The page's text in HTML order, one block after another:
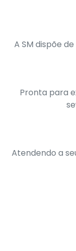
A SM dispõe
Pronta para
Atendendo a